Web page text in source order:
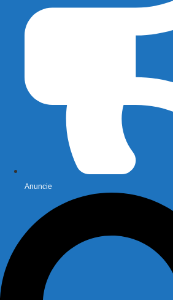
Anuncie